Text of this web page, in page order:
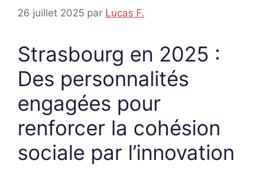
26 juillet 2025 par Lucas F.
Strasbourg en 2025 :
Des personnalités
engagées pour
renforcer la cohésion
sociale par l’innovation